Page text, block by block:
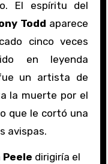
El espíritu del
Todd aparece
cinco veces
en leyenda
un artista de
la muerte por el
que le cortó una
avispas.
dirigiría el